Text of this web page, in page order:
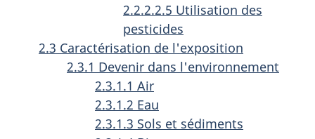
2.2.2.2.5 Utilisation des
pesticides
2.3 Caractérisation de l'exposition
2.3.1 Devenir dans l'environnement
2.3.1.1 Air
2.3.1.2 Eau
2.3.1.3 Sols et sédiments